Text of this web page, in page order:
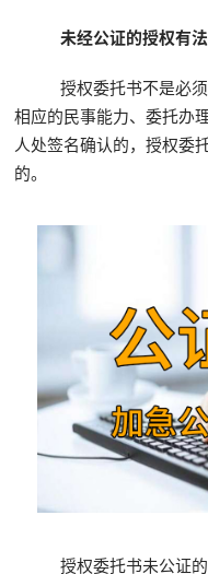
未经公证的授权有
授权委托书不是必须
相应的民事能力、委托办
人处签名确认的，授权委
的。
授权委托书未公证的